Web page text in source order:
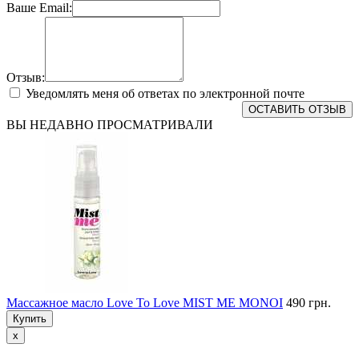
Ваше Email:
Отзыв:
Уведомлять меня об ответах по электронной почте
ОСТАВИТЬ ОТЗЫВ
ВЫ НЕДАВНО ПРОСМАТРИВАЛИ
Массажное масло Love To Love MIST ME MONOI 490 грн.
Купить
x